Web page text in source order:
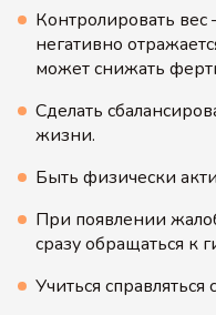
Контролировать
негативно
может снижать
Сделать
жизни.
Быть физически
При появлении
сразу обращаться к
Учиться